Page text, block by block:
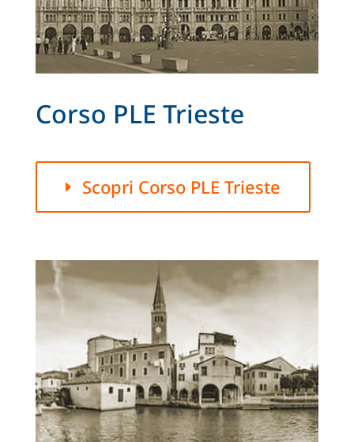
Corso PLE Trieste
Scopri Corso PLE Trieste